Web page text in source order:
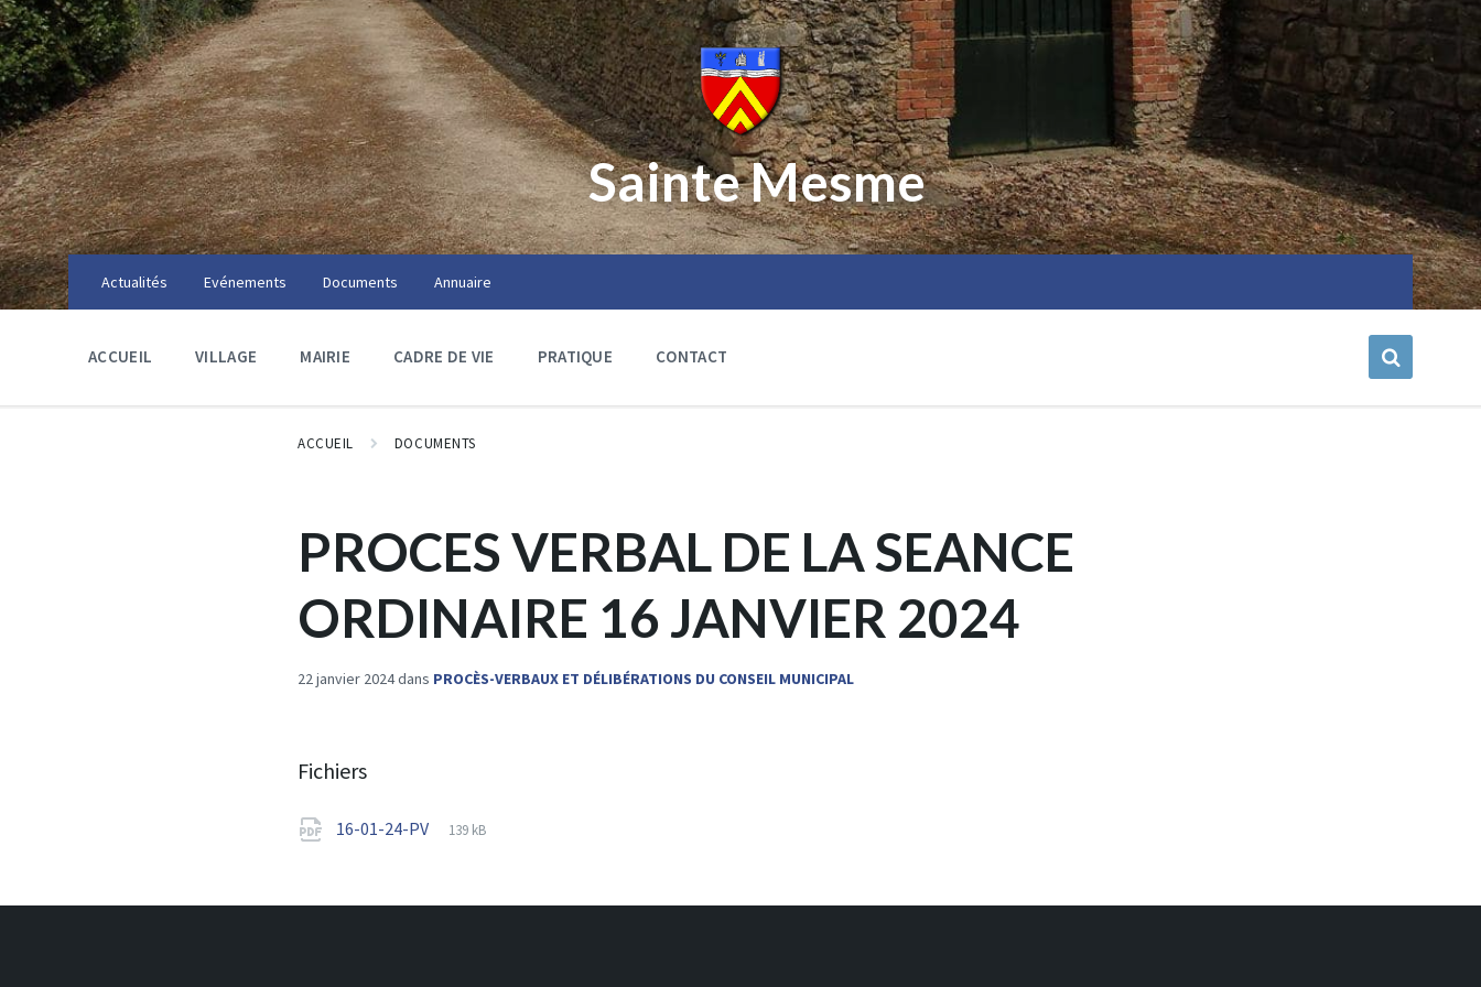
Skip
to
content
Skip
to
main
navigation
Skip
to
footer
Sainte Mesme
Actualités Evénements Documents Annuaire
ACCUEIL VILLAGE MAIRIE CADRE DE VIE PRATIQUE CONTACT
ACCUEIL DOCUMENTS
PROCES VERBAL DE LA SEANCE
ORDINAIRE 16 JANVIER 2024
22 janvier 2024dans PROCÈS-VERBAUX ET DÉLIBÉRATIONS DU CONSEIL MUNICIPAL
Fichiers
16-01-24-PV
File
pdf
File
139 kB